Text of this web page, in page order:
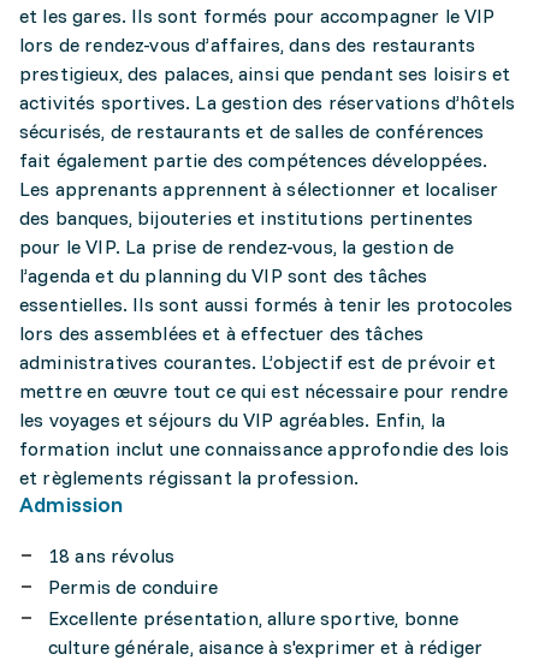
et les gares. Ils sont formés pour accompagner le VIP
lors de rendez-vous d’affaires, dans des restaurants
prestigieux, des palaces, ainsi que pendant ses loisirs et
activités sportives. La gestion des réservations d’hôtels
sécurisés, de restaurants et de salles de conférences
fait également partie des compétences développées.
Les apprenants apprennent à sélectionner et localiser
des banques, bijouteries et institutions pertinentes
pour le VIP. La prise de rendez-vous, la gestion de
l’agenda et du planning du VIP sont des tâches
essentielles. Ils sont aussi formés à tenir les protocoles
lors des assemblées et à effectuer des tâches
administratives courantes. L’objectif est de prévoir et
mettre en œuvre tout ce qui est nécessaire pour rendre
les voyages et séjours du VIP agréables. Enfin, la
formation inclut une connaissance approfondie des lois
et règlements régissant la profession.
Admission
18 ans révolus
Permis de conduire
Excellente présentation, allure sportive, bonne
culture générale, aisance à s'exprimer et à rédiger